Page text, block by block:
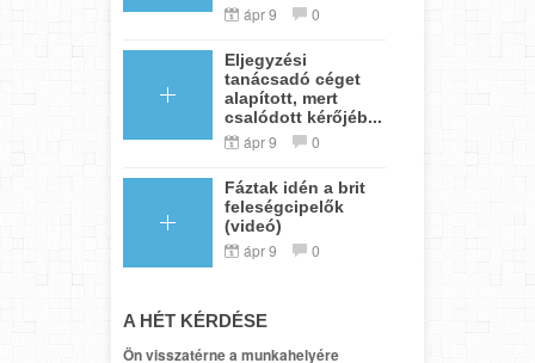
ápr 9 0
Eljegyzési
tanácsadó céget
alapított, mert
csalódott kérőjéb...
ápr 9 0
Fáztak idén a brit
feleségcipelők
(videó)
ápr 9 0
A HÉT KÉRDÉSE
Ön visszatérne a munkahelyére